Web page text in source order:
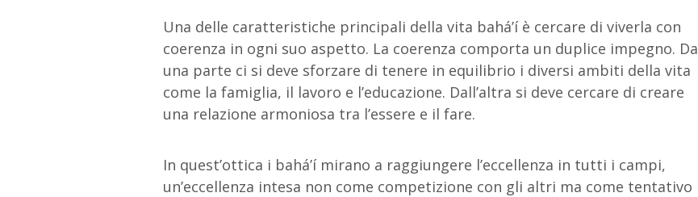
Una delle caratteristiche principali della vita bahá’í è cercare di viverla con
coerenza in ogni suo aspetto. La coerenza comporta un duplice impegno. Da
una parte ci si deve sforzare di tenere in equilibrio i diversi ambiti della vita
come la famiglia, il lavoro e l’educazione. Dall’altra si deve cercare di creare
una relazione armoniosa tra l’essere e il fare.
In quest’ottica i bahá’í mirano a raggiungere l’eccellenza in tutti i campi,
un’eccellenza intesa non come competizione con gli altri ma come tentativo